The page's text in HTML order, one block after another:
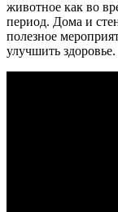
животное как во
период. Дома и
полезное
улучшить здоровье.